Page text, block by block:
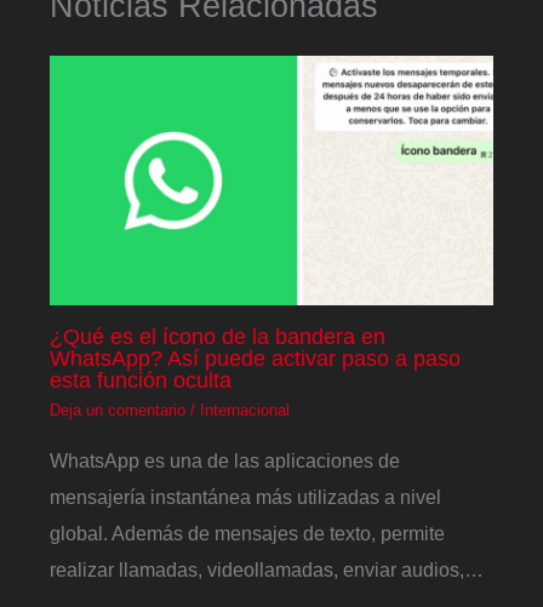
¿Qué es el ícono de la bandera en
WhatsApp? Así puede activar paso a paso
esta función oculta
Deja un comentario / Internacional
WhatsApp es una de las aplicaciones de
mensajería instantánea más utilizadas a nivel
global. Además de mensajes de texto, permite
realizar llamadas, videollamadas, enviar audios,…